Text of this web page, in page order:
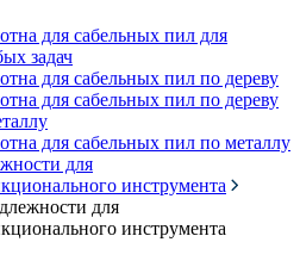
для сабельных пил для
задач
для сабельных пил по дереву
для сабельных пил по дереву
для сабельных пил по металлу
для
инструмента
для
инструмента